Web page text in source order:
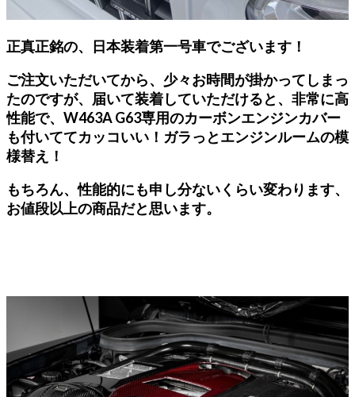
正真正銘の、日本装着第一号車でございます！
ご注文いただいてから、少々お時間が掛かってしまっ
たのですが、届いて装着していただけると、非常に高
性能で、W463A G63専用のカーボンエンジンカバー
も付いててカッコいい！ガラっとエンジンルームの模
様替え！
もちろん、性能的にも申し分ないくらい変わります、
お値段以上の商品だと思います。